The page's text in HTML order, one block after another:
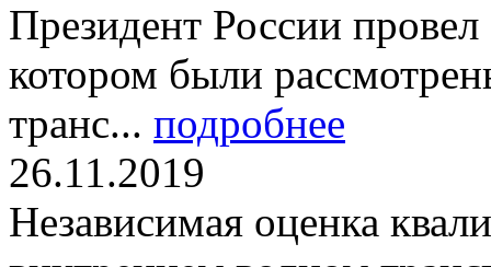
Президент России
котором были
транс... подробнее
26.11.2019
Независимая оценка